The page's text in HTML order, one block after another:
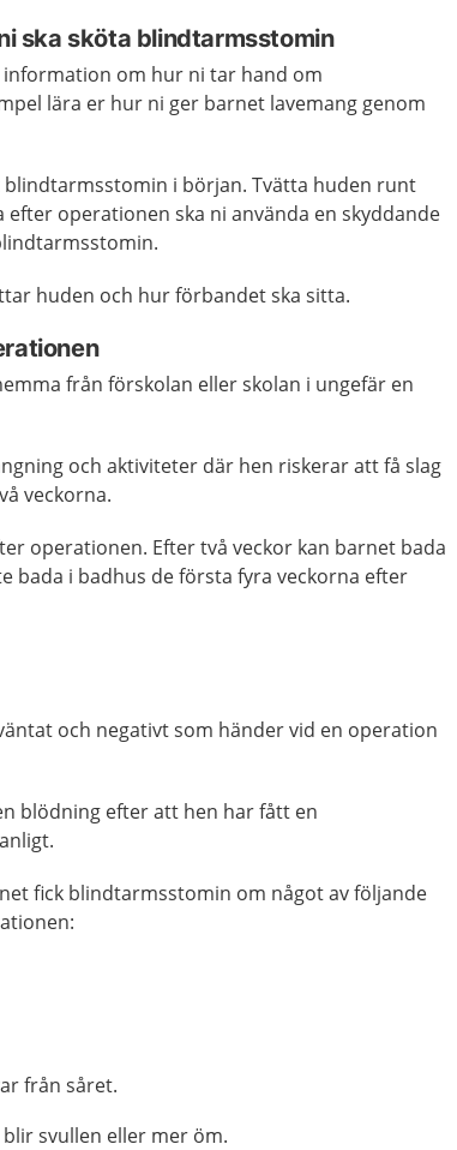
ska sköta blindtarmsstomin
om hur ni tar hand om
lära er hur ni ger barnet lavemang genom
blindtarmsstomin i början. Tvätta huden runt
efter operationen ska ni använda en skyddande
huden och hur förbandet ska sitta.
från förskolan eller skolan i ungefär en
och aktiviteter där hen riskerar att få slag
veckorna.
operationen. Efter två veckor kan barnet bada
bada i badhus de första fyra veckorna efter
och negativt som händer vid en operation
blödning efter att hen har fått en
fick blindtarmsstomin om något av följande
från såret.
svullen eller mer öm.